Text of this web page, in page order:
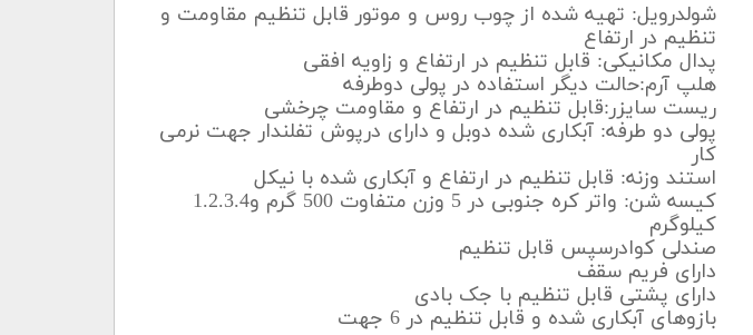
شولدرویل: تهیه شده از چوب روس و موتور قابل تنظیم مقاومت و
تنظیم در ارتفاع
پدال مکانیکی: قابل تنظیم در ارتفاع و زاویه افقی
هلپ آرم:حالت دیگر استفاده در پولی دوطرفه
ریست سایزر:قابل تنظیم در ارتفاع و مقاومت چرخشی
پولی دو طرفه: آبکاری شده دوبل و دارای درپوش تفلندار جهت نرمی
کار
استند وزنه: قابل تنظیم در ارتفاع و آبکاری شده با نیکل
کیسه شن: واتر کره جنوبی در 5 وزن متفاوت 500 گرم و1.2.3.4
کیلوگرم
صندلی کوادرسپس قابل تنظیم
دارای فریم سقف
دارای پشتی قابل تنظیم با جک بادی
بازوهای آبکاری شده و قابل تنظیم در 6 جهت